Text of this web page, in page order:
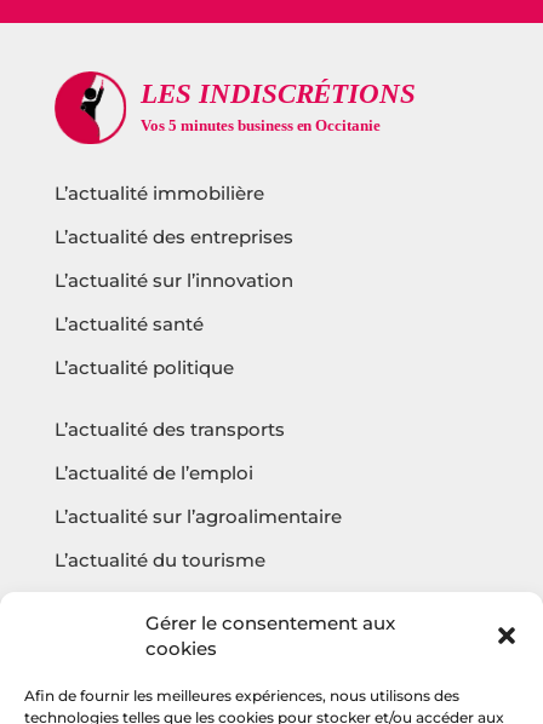
Gérer le consentement aux
cookies
Afin de fournir les meilleures expériences, nous utilisons des
technologies telles que les cookies pour stocker et/ou accéder aux
L’actualité immobilière
L’actualité des entreprises
L’actualité sur l’innovation
L’actualité santé
L’actualité politique
L’actualité des transports
L’actualité de l’emploi
L’actualité sur l’agroalimentaire
L’actualité du tourisme
Questions fréquentes